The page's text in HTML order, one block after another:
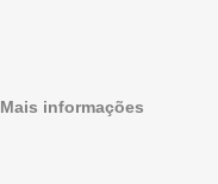
Mais informações